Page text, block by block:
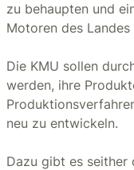
zu behaupten und
Motoren des Landes
Die KMU sollen
werden, ihre
neu zu entwickeln.
Dazu gibt es seither